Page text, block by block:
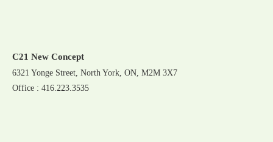
C21 New Concept
6321 Yonge Street, North York, ON, M2M 3X7
Office : 416.223.3535